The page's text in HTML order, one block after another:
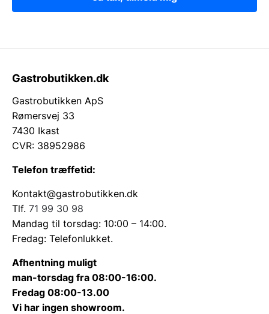
Gastrobutikken.dk
Gastrobutikken ApS
Rømersvej 33
7430 Ikast
CVR: 38952986
Telefon træffetid:
Kontakt@gastrobutikken.dk
Tlf. 71 99 30 98
Mandag til torsdag: 10:00 – 14:00.
Fredag: Telefonlukket.
Afhentning muligt
man-torsdag fra 08:00-16:00.
Fredag 08:00-13.00
Vi har ingen showroom.